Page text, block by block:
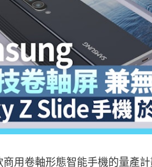
用卷軸形態智能手機的量產